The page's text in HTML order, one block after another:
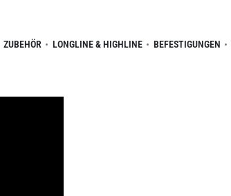
ZUBEHÖR LONGLINE & HIGHLINE BEFESTIGUNGEN